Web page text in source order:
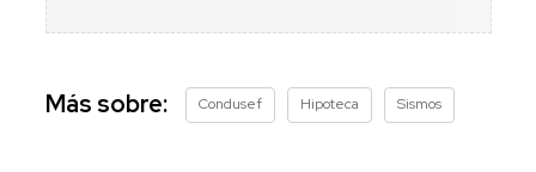
Más sobre: Condusef Hipoteca Sismos